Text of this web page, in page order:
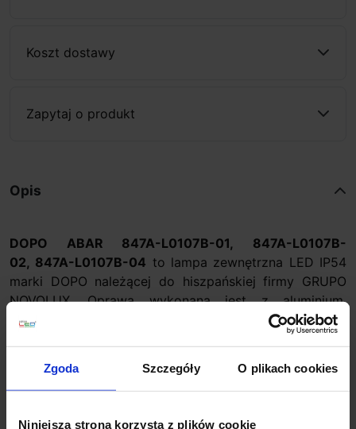
Zgoda Szczegóły O plikach cookies
Niniejsza strona korzysta z plików cookie
Koszt dostawy
Zapytaj o produkt
Opis
DOPO ABAR 847A-L0107B-01, 847A-L0107B-
02, 847A-L0107B-04 to lampa zewnętrzna LED IP54
marki DOPO należącej do hiszpańskiej firmy GRUPO
NOVOLUX. Oprawa wykonana jest z aluminium,
wykończona w 3 kolorach do wyboru: biały, czarny lub
antracyt. Jako źródło światła zastosowano diody LED
3000K. Ta ledowa lampa doskonale sprawdzi się jako
oświetlenie murków, bram, wejść, chodników, ścieżek,